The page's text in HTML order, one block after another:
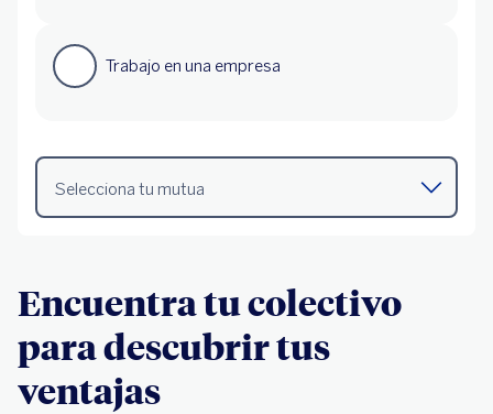
Encuentra tu colectivo
para descubrir tus
ventajas